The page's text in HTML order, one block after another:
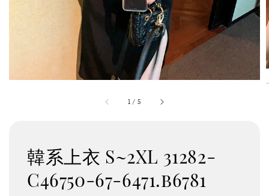
1 / 5
韓系上衣 S~2XL 31282-
C46750-67-6471.b6781